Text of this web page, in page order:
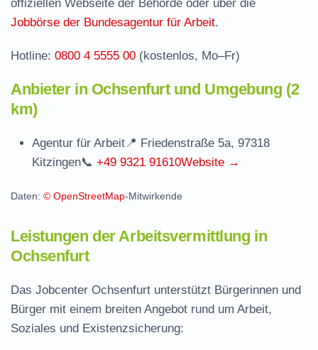
offiziellen Webseite der Behörde oder über die
Jobbörse der Bundesagentur für Arbeit.
Hotline: 0800 4 5555 00 (kostenlos, Mo–Fr)
Anbieter in Ochsenfurt und Umgebung (2
km)
Agentur für Arbeit📍 Friedenstraße 5a, 97318
Kitzingen📞 +49 9321 91610Website →
Daten: © OpenStreetMap-Mitwirkende
Leistungen der Arbeitsvermittlung in
Ochsenfurt
Das Jobcenter Ochsenfurt unterstützt Bürgerinnen und
Bürger mit einem breiten Angebot rund um Arbeit,
Soziales und Existenzsicherung: